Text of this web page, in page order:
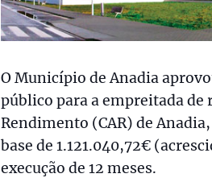
O Município de Anadia
público para a empreitada de
Rendimento (CAR) de
base de 1.121.040,72€
execução de 12 meses.